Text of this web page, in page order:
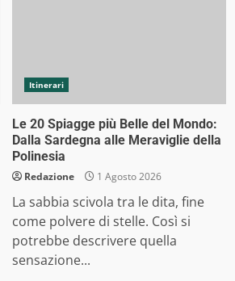
Itinerari
Le 20 Spiagge più Belle del Mondo:
Dalla Sardegna alle Meraviglie della
Polinesia
Redazione 1 Agosto 2026
La sabbia scivola tra le dita, fine
come polvere di stelle. Così si
potrebbe descrivere quella
sensazione...